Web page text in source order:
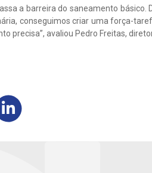
a barreira do saneamento
conseguimos criar uma força-
precisa”, avaliou Pedro Freitas,